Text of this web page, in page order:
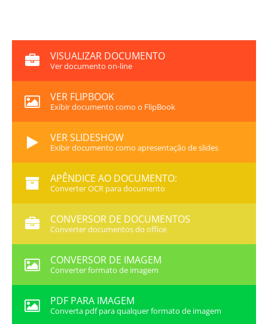
VISUALIZAR DOCUMENTO
Ver documento on-line
VER FLIPBOOK
Exibir documento como o FlipBook
VER SLIDESHOW
Exibir documento como apresentação de slides
APÊNDICE AO DOCUMENTO:
Converter OCR para documento
CONVERSOR DE DOCUMENTOS
Converter documentos do office
CONVERSOR DE IMAGEM
Converter formato de imagem
PDF PARA IMAGEM
Converta pdf para qualquer formato de imagem